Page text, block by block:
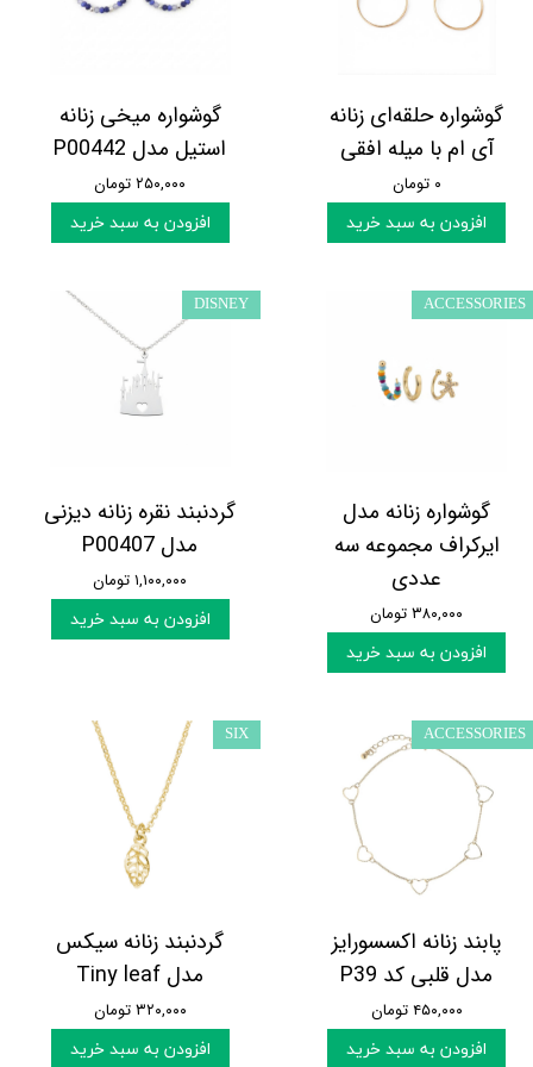
گوشواره حلقه‌ای زنانه
آی ام با میله افقی
۰ تومان
افزودن به سبد خرید
گوشواره میخی زنانه
استیل مدل P00442
۲۵۰,۰۰۰ تومان
افزودن به سبد خرید
گوشواره زنانه مدل
ایرکراف مجموعه سه
عددی
۳۸۰,۰۰۰ تومان
افزودن به سبد خرید
ACCESSORIES
گردنبند نقره زنانه دیزنی
مدل P00407
۱,۱۰۰,۰۰۰ تومان
افزودن به سبد خرید
DISNEY
پابند زنانه اکسسورایز
مدل قلبی کد P39
۴۵۰,۰۰۰ تومان
افزودن به سبد خرید
ACCESSORIES
گردنبند زنانه سیکس
مدل Tiny leaf
۳۲۰,۰۰۰ تومان
افزودن به سبد خرید
SIX